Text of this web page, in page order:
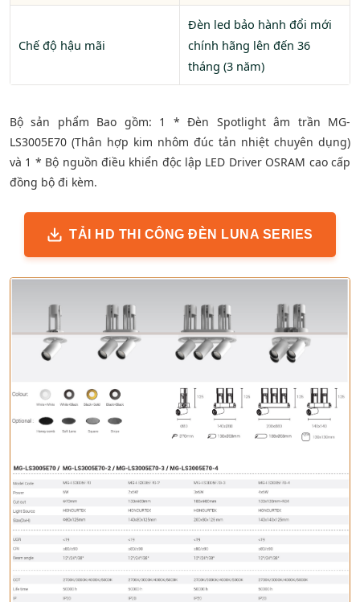
Chế độ hậu mãi
Đèn led bảo hành đổi mới
chính hãng lên đến 36
tháng (3 năm)
Bộ sản phẩm Bao gồm: 1 * Đèn Spotlight âm trần MG-
LS3005E70 (Thân hợp kim nhôm đúc tản nhiệt chuyên dụng)
và 1 * Bộ nguồn điều khiển độc lập LED Driver OSRAM cao cấp
đồng bộ đi kèm.
TẢI HD THI CÔNG ĐÈN LUNA SERIES